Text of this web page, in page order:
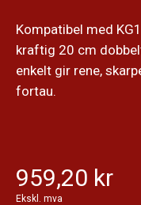
Kompatibel med
kraftig 20 cm
enkelt gir rene,
fortau.
959,20 kr
Ekskl. mva